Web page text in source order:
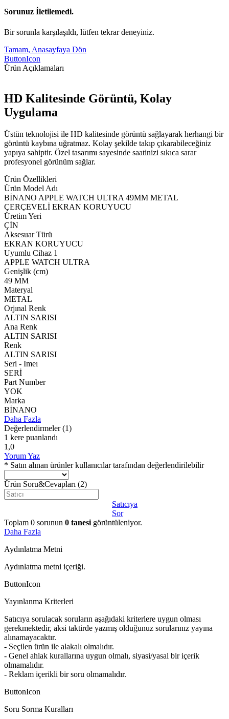
Sorunuz İletilemedi.
Bir sorunla karşılaşıldı, lütfen tekrar deneyiniz.
Tamam, Anasayfaya Dön
ButtonIcon
Ürün Açıklamaları
HD Kalitesinde Görüntü, Kolay
Uygulama
Üstün teknolojisi ile HD kalitesinde görüntü sağlayarak herhangi bir
görüntü kaybına uğratmaz. Kolay şekilde takıp çıkarabileceğiniz
yapıya sahiptir. Özel tasarımı sayesinde saatinizi sıkıca sarar
profesyonel görünüm sağlar.
Ürün Özellikleri
Ürün Model Adı
BİNANO APPLE WATCH ULTRA 49MM METAL
ÇERÇEVELİ EKRAN KORUYUCU
Üretim Yeri
ÇİN
Aksesuar Türü
EKRAN KORUYUCU
Uyumlu Cihaz 1
APPLE WATCH ULTRA
Genişlik (cm)
49 MM
Materyal
METAL
Orjınal Renk
ALTIN SARISI
Ana Renk
ALTIN SARISI
Renk
ALTIN SARISI
Seri - Imeı
SERİ
Part Number
YOK
Marka
BİNANO
Daha Fazla
Değerlendirmeler (1)
1 kere puanlandı
1,0
Yorum Yaz
* Satın alınan ürünler kullanıcılar tarafından değerlendirilebilir
Ürün Soru&Cevapları (2)
Satıcıya
Sor
Toplam 0 sorunun 0 tanesi görüntüleniyor.
Daha Fazla
Aydınlatma Metni
Aydınlatma metni içeriği.
ButtonIcon
Yayınlanma Kriterleri
Satıcıya sorulacak soruların aşağıdaki kriterlere uygun olması
gerekmektedir, aksi taktirde yazmış olduğunuz sorularınız yayına
alınamayacaktır.
- Seçilen ürün ile alakalı olmalıdır.
- Genel ahlak kurallarına uygun olmalı, siyasi/yasal bir içerik
olmamalıdır.
- Reklam içerikli bir soru olmamalıdır.
ButtonIcon
Soru Sorma Kuralları